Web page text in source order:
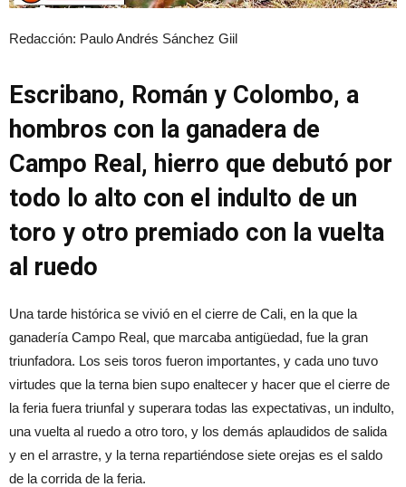
Redacción: Paulo Andrés Sánchez Giil
Escribano, Román y Colombo, a
hombros con la ganadera de
Campo Real, hierro que debutó por
todo lo alto con el indulto de un
toro y otro premiado con la vuelta
al ruedo
Una tarde histórica se vivió en el cierre de Cali, en la que la
ganadería Campo Real, que marcaba antigüedad, fue la gran
triunfadora. Los seis toros fueron importantes, y cada uno tuvo
virtudes que la terna bien supo enaltecer y hacer que el cierre de
la feria fuera triunfal y superara todas las expectativas, un indulto,
una vuelta al ruedo a otro toro, y los demás aplaudidos de salida
y en el arrastre, y la terna repartiéndose siete orejas es el saldo
de la corrida de la feria.